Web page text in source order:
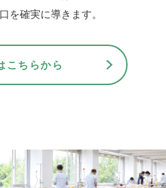
を確実に導きます。
こちらから